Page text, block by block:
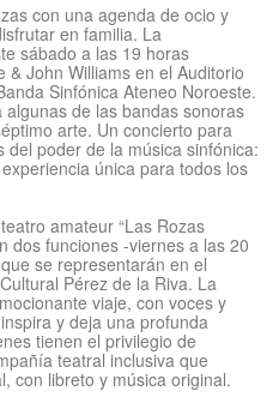
con una agenda de ocio y
en familia. La
sábado a las 19 horas
John Williams en el Auditorio
Sinfónica Ateneo Noroeste.
de las bandas sonoras
arte. Un concierto para
poder de la música sinfónica:
única para todos los
amateur “Las Rozas
dos funciones -viernes a las 20
se representarán en el
Pérez de la Riva. La
viaje, con voces y
y deja una profunda
tienen el privilegio de
teatral inclusiva que
con libreto y música original.